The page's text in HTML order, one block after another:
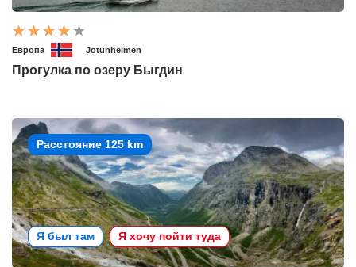
Европа Jotunheimen
Прогулка по озеру Быгдин
Расстояние 125 km
Я был там Я хочу пойти туда